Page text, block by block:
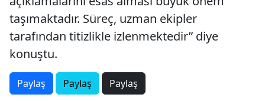
taşımaktadır. Süreç, uzman ekipler
tarafından titizlikle izlenmektedir” diye
konuştu.
Paylaş Paylaş Paylaş